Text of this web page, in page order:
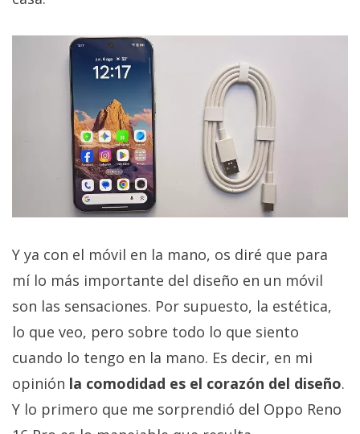
Y ya con el móvil en la mano, os diré que para
mí lo más importante del diseño en un móvil
son las sensaciones. Por supuesto, la estética,
lo que veo, pero sobre todo lo que siento
cuando lo tengo en la mano. Es decir, en mi
opinión la comodidad es el corazón del diseño.
Y lo primero que me sorprendió del Oppo Reno